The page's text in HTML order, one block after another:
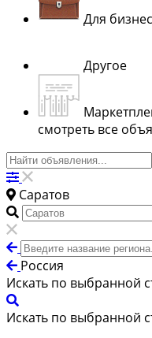
Для
Другое
смотреть все
Саратов
Россия
Искать по выбранной
Искать по выбранной